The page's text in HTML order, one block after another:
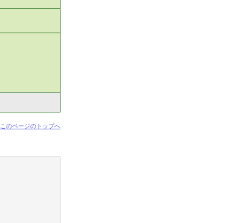
このページのトップへ